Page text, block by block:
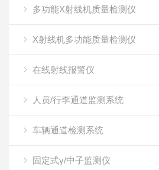
多功能X射线机质量检测仪
X射线机多功能质量检测仪
在线射线报警仪
人员/行李通道监测系统
车辆通道检测系统
固定式γ/中子监测仪